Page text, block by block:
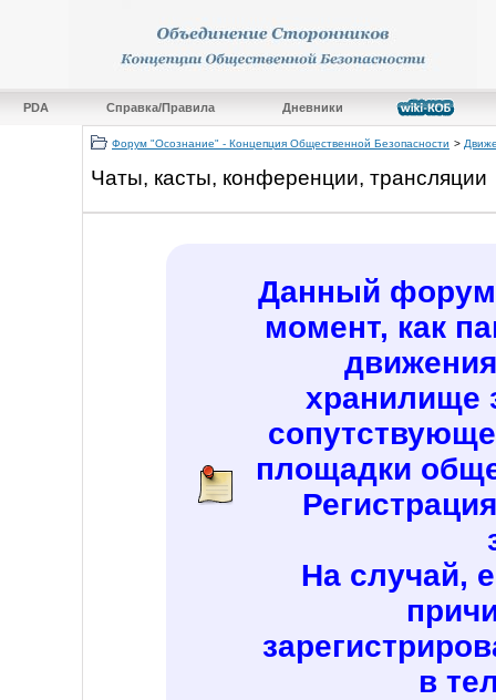
PDA Справка/Правила Дневники
Форум "Осознание" - Концепция Общественной Безопасности >
Чаты, касты, конференции, трансляции
Данный форум
момент, как
хранилище
площадки
На случай,
в